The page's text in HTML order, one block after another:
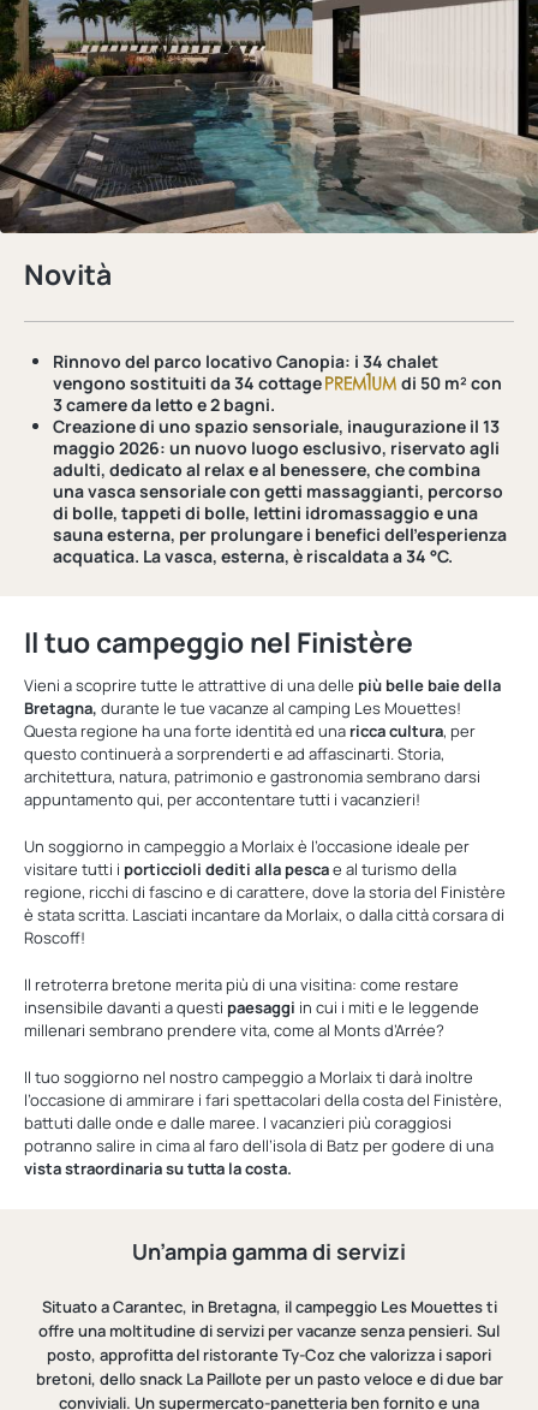
Novità
Rinnovo del parco locativo Canopia: i 34 chalet
vengono sostituiti da 34 cottage
di 50 m² con
3 camere da letto e 2 bagni.
Creazione di uno spazio sensoriale, inaugurazione il 13
maggio 2026: un nuovo luogo esclusivo, riservato agli
adulti, dedicato al relax e al benessere, che combina
una vasca sensoriale con getti massaggianti, percorso
di bolle, tappeti di bolle, lettini idromassaggio e una
sauna esterna, per prolungare i benefici dell'esperienza
acquatica. La vasca, esterna, è riscaldata a 34 °C.
Il tuo campeggio nel Finistère
Vieni a scoprire tutte le attrattive di una delle più belle baie della
Bretagna, durante le tue vacanze al camping Les Mouettes!
Questa regione ha una forte identità ed una ricca cultura, per
questo continuerà a sorprenderti e ad affascinarti. Storia,
architettura, natura, patrimonio e gastronomia sembrano darsi
appuntamento qui, per accontentare tutti i vacanzieri!
Un soggiorno in campeggio a Morlaix è l’occasione ideale per
visitare tutti i porticcioli dediti alla pescae al turismo della
regione, ricchi di fascino e di carattere, dove la storia del Finistère
è stata scritta. Lasciati incantare da Morlaix, o dalla città corsara di
Roscoff!
Il retroterra bretone merita più di una visitina: come restare
insensibile davanti a questi paesaggi in cui i miti e le leggende
millenari sembrano prendere vita, come al Monts d’Arrée?
Il tuo soggiorno nel nostro campeggio a Morlaix ti darà inoltre
l’occasione di ammirare i fari spettacolari della costa del Finistère,
battuti dalle onde e dalle maree. I vacanzieri più coraggiosi
potranno salire in cima al faro dell’isola di Batz per godere di una
vista straordinaria su tutta la costa.
Un’ampia gamma di servizi
Situato a Carantec, in Bretagna, il campeggio Les Mouettes ti
offre una moltitudine di servizi per vacanze senza pensieri. Sul
posto, approfitta del ristorante Ty-Coz che valorizza i sapori
bretoni, dello snack La Paillote per un pasto veloce e di due bar
conviviali. Un supermercato-panetteria ben fornito e una